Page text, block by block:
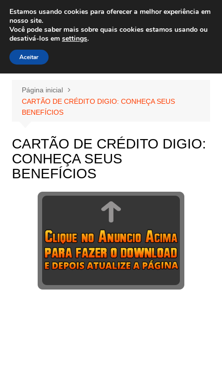
para
conteúdo
Wiley Wales
corais algas e vida marinha
Página inicial
CARTÃO DE CRÉDITO DIGIO: CONHEÇA SEUS
BENEFÍCIOS
CARTÃO DE CRÉDITO DIGIO:
CONHEÇA SEUS
BENEFÍCIOS
Estamos usando cookies para oferecer a melhor experiência em
nosso site.
Você pode saber mais sobre quais cookies estamos usando ou
desativá-los em settings.
Aceitar